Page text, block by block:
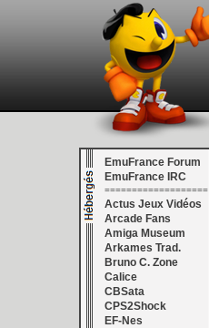
EmuFrance Forum
EmuFrance IRC
===================
Actus Jeux Vidéos
Arcade Fans
Amiga Museum
Arkames Trad.
Bruno C. Zone
Calice
CBSata
CPS2Shock
EF-Nes